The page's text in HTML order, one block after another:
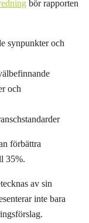
bör rapporten
synpunkter och
och
förbättra
35%.
av sin
inte bara